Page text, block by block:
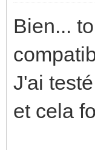
Bien...
J'ai
et cela